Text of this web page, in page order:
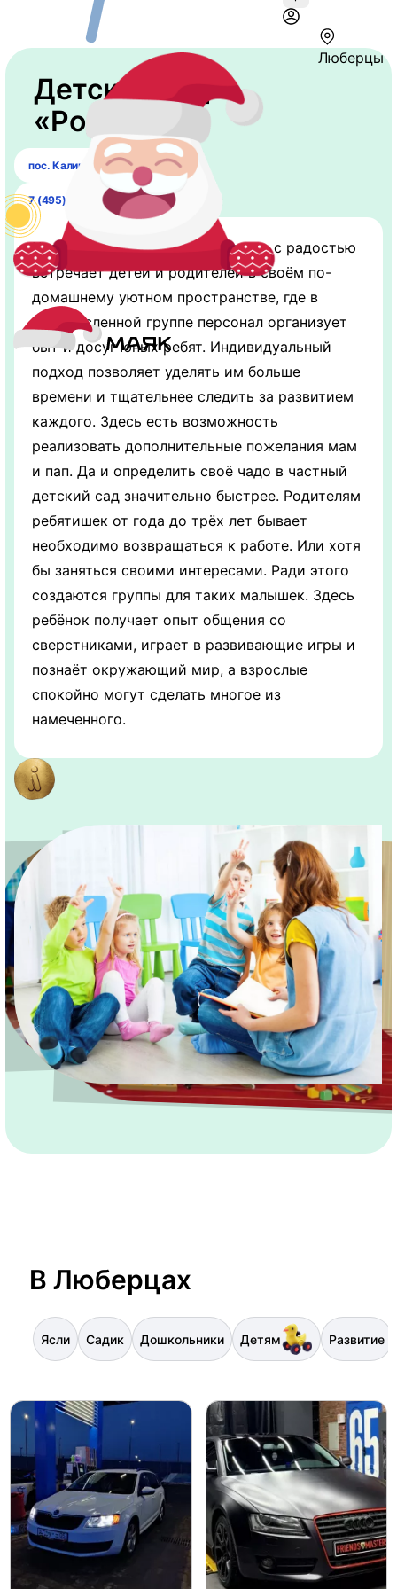
Люберцы
Детский сад
«Ромашка»
пос. Калинина, 20
7 (495) 503-01-54
Частный детский сад «Ромашка» с радостью
встречает детей и родителей в своём по-
домашнему уютном пространстве, где в
малочисленной группе персонал организует
быт и досуг юных ребят. Индивидуальный
подход позволяет уделять им больше
времени и тщательнее следить за развитием
каждого. Здесь есть возможность
реализовать дополнительные пожелания мам
и пап. Да и определить своё чадо в частный
детский сад значительно быстрее. Родителям
ребятишек от года до трёх лет бывает
необходимо возвращаться к работе. Или хотя
бы заняться своими интересами. Ради этого
создаются группы для таких малышек. Здесь
ребёнок получает опыт общения со
сверстниками, играет в развивающие игры и
познаёт окружающий мир, а взрослые
спокойно могут сделать многое из
намеченного.
В Люберцах
Ясли Садик Дошкольники Детям Развитие